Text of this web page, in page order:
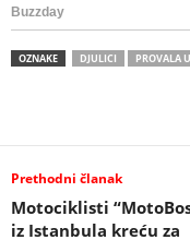
OZNAKE DJULICI PROVALA
Prethodni članak
Motociklisti
iz Istanbula kreću za